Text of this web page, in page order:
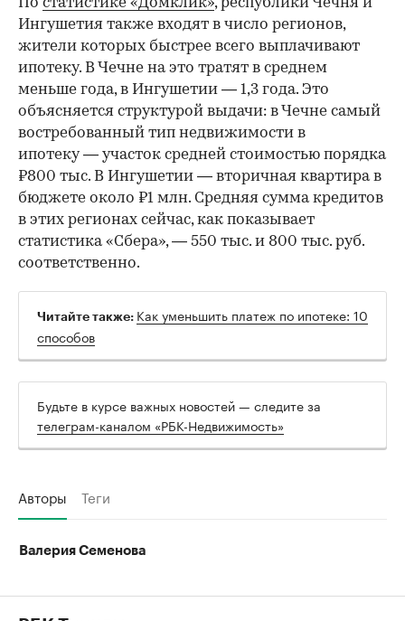
Ингушетия также входят в число регионов,
жители которых быстрее всего выплачивают
ипотеку. В Чечне на это тратят в среднем
меньше года, в Ингушетии — 1,3 года. Это
объясняется структурой выдачи: в Чечне самый
востребованный тип недвижимости в
ипотеку — участок средней стоимостью порядка
₽800 тыс. В Ингушетии — вторичная квартира в
бюджете около ₽1 млн. Средняя сумма кредитов
в этих регионах сейчас, как показывает
статистика «Сбера», — 550 тыс. и 800 тыс. руб.
соответственно.
Читайте также: Как уменьшить платеж по ипотеке: 10
способов
Будьте в курсе важных новостей — следите за
телеграм-каналом «РБК-Недвижимость»
Авторы Теги
Валерия Семенова